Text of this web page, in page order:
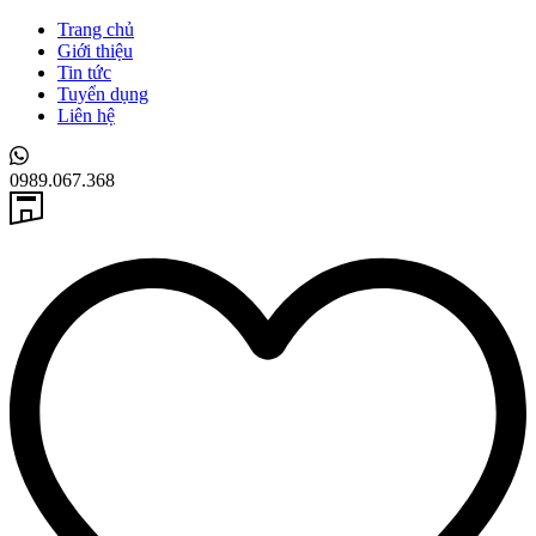
Trang chủ
Giới thiệu
Tin tức
Tuyển dụng
Liên hệ
0989.067.368